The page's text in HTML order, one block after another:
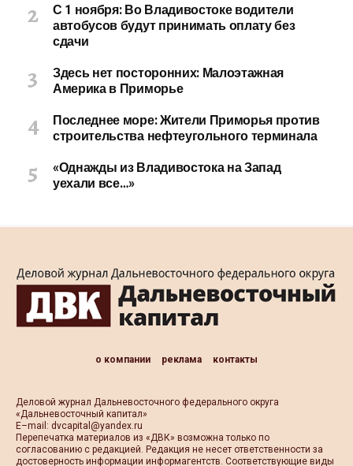
С 1 ноября: Во Владивостоке водители
автобусов будут принимать оплату без
сдачи
Здесь нет посторонних: Малоэтажная
Америка в Приморье
Последнее море: Жители Приморья против
строительства нефтеугольного терминала
«Однажды из Владивостока на Запад
уехали все…»
о компании реклама контакты
Деловой журнал Дальневосточного федерального округа
«Дальневосточный капитал»
Е–mail: dvcapital@yandex.ru
Перепечатка материалов из «ДВК» возможна только по
согласованию с редакцией. Редакция не несет ответственности за
достоверность информации информагентств. Соответствующие виды